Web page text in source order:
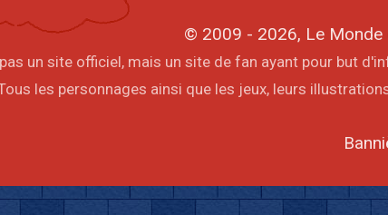
© 2009 - 2026, Le Monde
un site officiel, mais un site de fan ayant pour but
les personnages ainsi que les jeux, leurs